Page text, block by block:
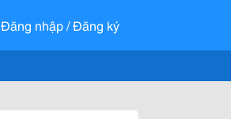
Đăng nhập / Đăng ký